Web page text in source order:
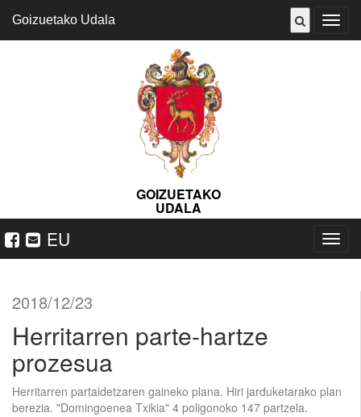
ireki
Goizuetako Udala
GOIZUETAKO
UDALA
EU
ireki
2018/12/23
Herritarren parte-hartze
prozesua
Herritarren partaidetzaren gaineko plana. Hiri jarduketarako plan
berezia. "Domingoenea Txikia" 4 poligonoko 147 partzela.